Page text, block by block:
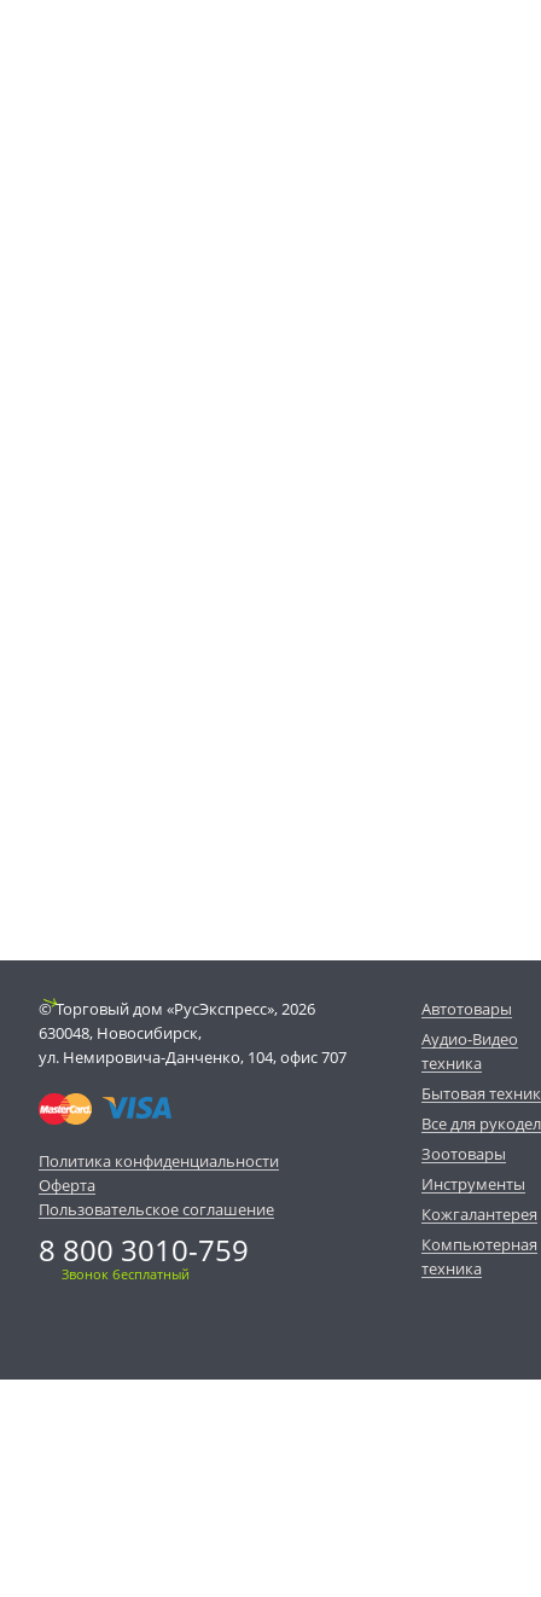
© Торговый дом «РусЭкспресс», 2026
630048, Новосибирск,
ул. Немировича-Данченко, 104, офис 707
Политика конфиденциальности
Оферта
Пользовательское соглашение
8 800 3010-759
Звонок бесплатный
Автотовары
Аудио-Видео
техника
Бытовая
Все для
Зоотовары
Инструменты
Кожгалантерея
Компьютерная
техника